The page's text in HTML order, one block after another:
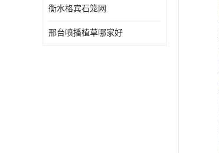
衡水格宾石笼网
邢台喷播植草哪家好